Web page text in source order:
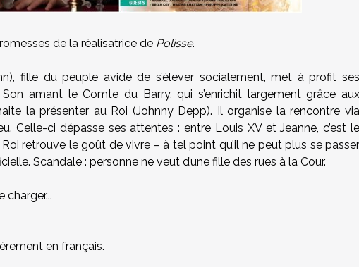
de la réalisatrice de Polisse.
fille du peuple avide de s’élever socialement, met à profit ses
amant le Comte du Barry, qui s’enrichit largement grâce aux
la présenter au Roi (Johnny Depp). Il organise la rencontre via
Celle-ci dépasse ses attentes : entre Louis XV et Jeanne, c’est le
retrouve le goût de vivre – à tel point qu’il ne peut plus se passer
Scandale : personne ne veut d’une fille des rues à la Cour.
charger...
en français.